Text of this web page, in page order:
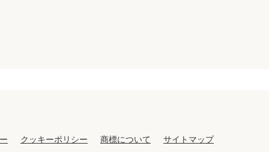
クッキーポリシー 商標について サイトマップ